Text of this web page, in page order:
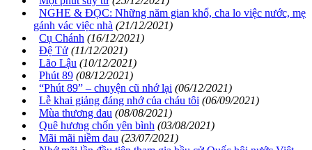
NGHE & ĐỌC: Những năm gian khổ, cha lo việc nước, mẹ
gánh vác việc nhà (21/12/2021)
Cụ Chánh (16/12/2021)
Đệ Tử (11/12/2021)
Lão Lậu (10/12/2021)
Phút 89 (08/12/2021)
“Phút 89” – chuyện cũ nhớ lại (06/12/2021)
Lễ khai giảng đáng nhớ của cháu tôi (06/09/2021)
Mùa thương đau (08/08/2021)
Quê hương chốn yên bình (03/08/2021)
Mãi mãi niềm đau (23/07/2021)